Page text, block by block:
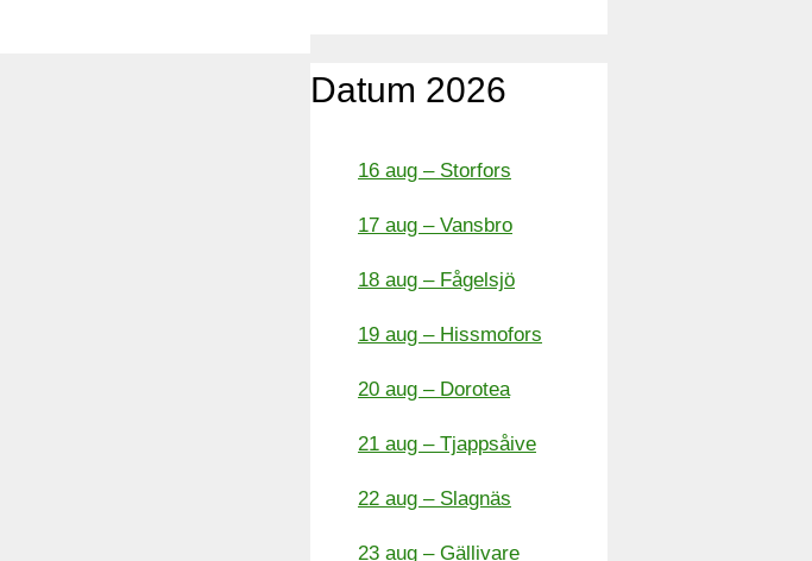
Datum 2026
16 aug – Storfors
17 aug – Vansbro
18 aug – Fågelsjö
19 aug – Hissmofors
20 aug – Dorotea
21 aug – Tjappsåive
22 aug – Slagnäs
23 aug – Gällivare